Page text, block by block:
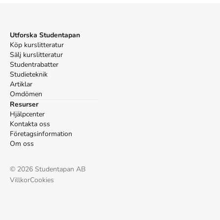
Utforska Studentapan
Köp kurslitteratur
Sälj kurslitteratur
Studentrabatter
Studieteknik
Artiklar
Omdömen
Resurser
Hjälpcenter
Kontakta oss
Företagsinformation
Om oss
© 2026 Studentapan AB
VillkorCookies